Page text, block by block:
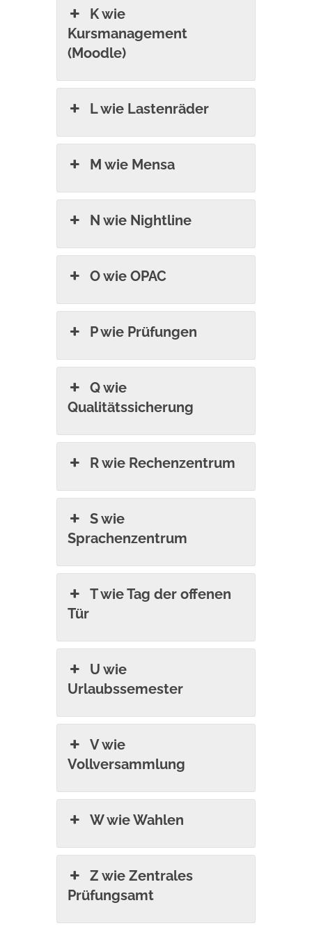
K wie
Kursmanagement
(Moodle)
L wie Lastenräder
M wie Mensa
N wie Nightline
O wie OPAC
P wie Prüfungen
Q wie
Qualitätssicherung
R wie Rechenzentrum
S wie
Sprachenzentrum
T wie Tag der offenen
Tür
U wie
Urlaubssemester
V wie
Vollversammlung
W wie Wahlen
Z wie Zentrales
Prüfungsamt